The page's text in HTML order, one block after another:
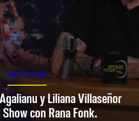
SPOILER SHOW
y Liliana Villaseñor
con Rana Fonk.